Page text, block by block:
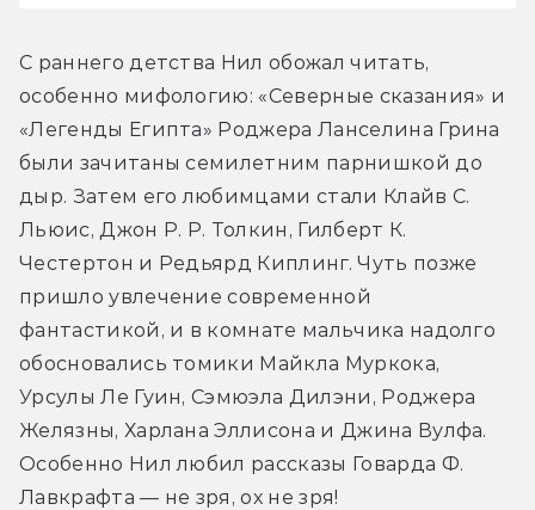
С раннего детства Нил обожал читать,
особенно мифологию: «Северные сказания» и
«Легенды Египта» Роджера Ланселина Грина
были зачитаны семилетним парнишкой до
дыр. Затем его любимцами стали Клайв С.
Льюис, Джон Р. Р. Толкин, Гилберт К.
Честертон и Редьярд Киплинг. Чуть позже
пришло увлечение современной
фантастикой, и в комнате мальчика надолго
обосновались томики Майкла Муркока,
Урсулы Ле Гуин, Сэмюэла Дилэни, Роджера
Желязны, Харлана Эллисона и Джина Вулфа.
Особенно Нил любил рассказы Говарда Ф.
Лавкрафта — не зря, ох не зря!